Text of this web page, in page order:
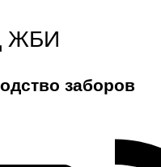
ЖБИ
заборов